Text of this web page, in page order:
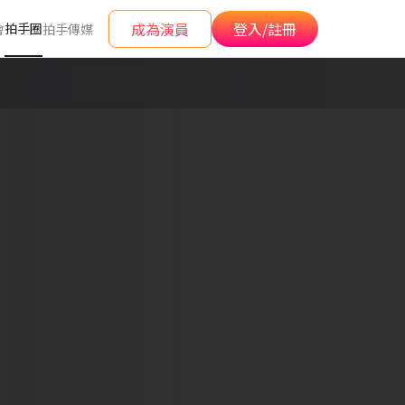
拍手圈拍手傳媒 成為演員 登入/註冊